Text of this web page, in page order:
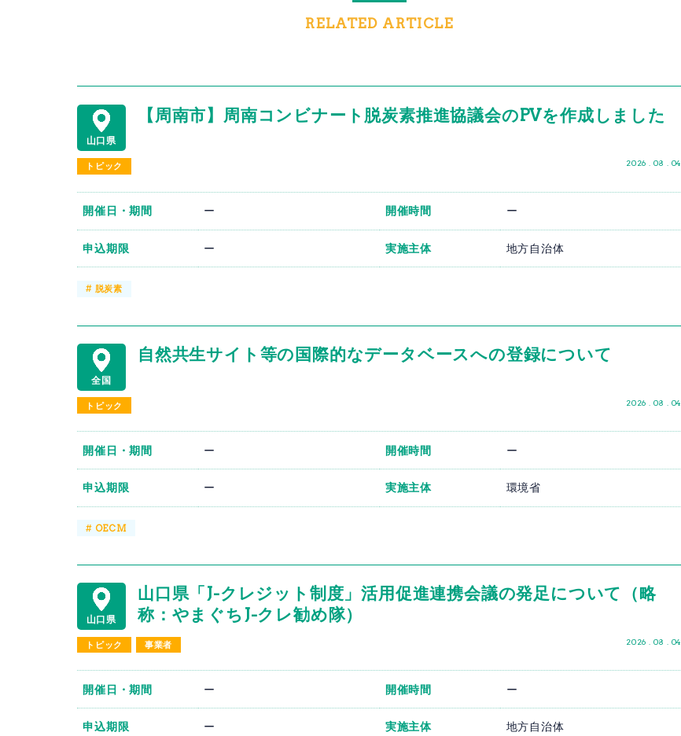
RELATED ARTICLE
山口県
【周南市】周南コンビナート脱炭素推進協議会のPVを作成しました
トピック 2026 . 08 . 04
開催日・期間 ー 開催時間 ー
申込期限 ー 実施主体 地方自治体
# 脱炭素
全国
自然共生サイト等の国際的なデータベースへの登録について
トピック 2026 . 08 . 04
開催日・期間 ー 開催時間 ー
申込期限 ー 実施主体 環境省
# OECM
山口県
山口県「J-クレジット制度」活用促進連携会議の発足について（略
称：やまぐちJ-クレ勧め隊）
トピック 事業者 2026 . 08 . 04
開催日・期間 ー 開催時間 ー
申込期限 ー 実施主体 地方自治体